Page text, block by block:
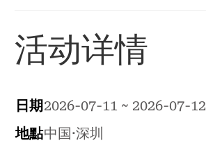
活动详情
日期2026-07-11 ~ 2026-07-12
地點中国·深圳